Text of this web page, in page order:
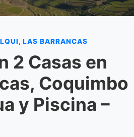
LAS BARRANCAS
2 Casas en
Coquimbo
y Piscina –